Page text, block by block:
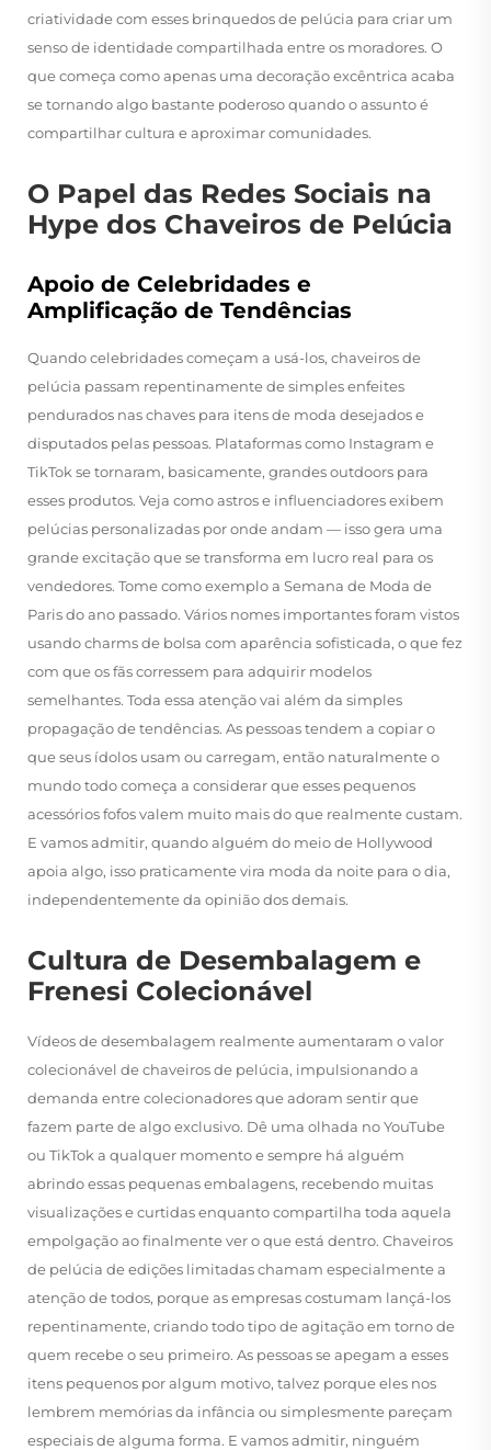
criatividade com esses brinquedos de pelúcia para criar um
senso de identidade compartilhada entre os moradores. O
que começa como apenas uma decoração excêntrica acaba
se tornando algo bastante poderoso quando o assunto é
compartilhar cultura e aproximar comunidades.
O Papel das Redes Sociais na
Hype dos Chaveiros de Pelúcia
Apoio de Celebridades e
Amplificação de Tendências
Quando celebridades começam a usá-los, chaveiros de
pelúcia passam repentinamente de simples enfeites
pendurados nas chaves para itens de moda desejados e
disputados pelas pessoas. Plataformas como Instagram e
TikTok se tornaram, basicamente, grandes outdoors para
esses produtos. Veja como astros e influenciadores exibem
pelúcias personalizadas por onde andam — isso gera uma
grande excitação que se transforma em lucro real para os
vendedores. Tome como exemplo a Semana de Moda de
Paris do ano passado. Vários nomes importantes foram vistos
usando charms de bolsa com aparência sofisticada, o que fez
com que os fãs corressem para adquirir modelos
semelhantes. Toda essa atenção vai além da simples
propagação de tendências. As pessoas tendem a copiar o
que seus ídolos usam ou carregam, então naturalmente o
mundo todo começa a considerar que esses pequenos
acessórios fofos valem muito mais do que realmente custam.
E vamos admitir, quando alguém do meio de Hollywood
apoia algo, isso praticamente vira moda da noite para o dia,
independentemente da opinião dos demais.
Cultura de Desembalagem e
Frenesi Colecionável
Vídeos de desembalagem realmente aumentaram o valor
colecionável de chaveiros de pelúcia, impulsionando a
demanda entre colecionadores que adoram sentir que
fazem parte de algo exclusivo. Dê uma olhada no YouTube
ou TikTok a qualquer momento e sempre há alguém
abrindo essas pequenas embalagens, recebendo muitas
visualizações e curtidas enquanto compartilha toda aquela
empolgação ao finalmente ver o que está dentro. Chaveiros
de pelúcia de edições limitadas chamam especialmente a
atenção de todos, porque as empresas costumam lançá-los
repentinamente, criando todo tipo de agitação em torno de
quem recebe o seu primeiro. As pessoas se apegam a esses
itens pequenos por algum motivo, talvez porque eles nos
lembrem memórias da infância ou simplesmente pareçam
especiais de alguma forma. E vamos admitir, ninguém